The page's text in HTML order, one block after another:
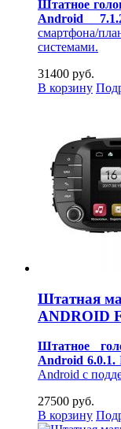
Штатное
Android
смартфона/
системами.
31400 руб.
В корзину
Штатная
ANDROID
Штатное
Android 6.0.1.
Android с
27500 руб.
В корзину